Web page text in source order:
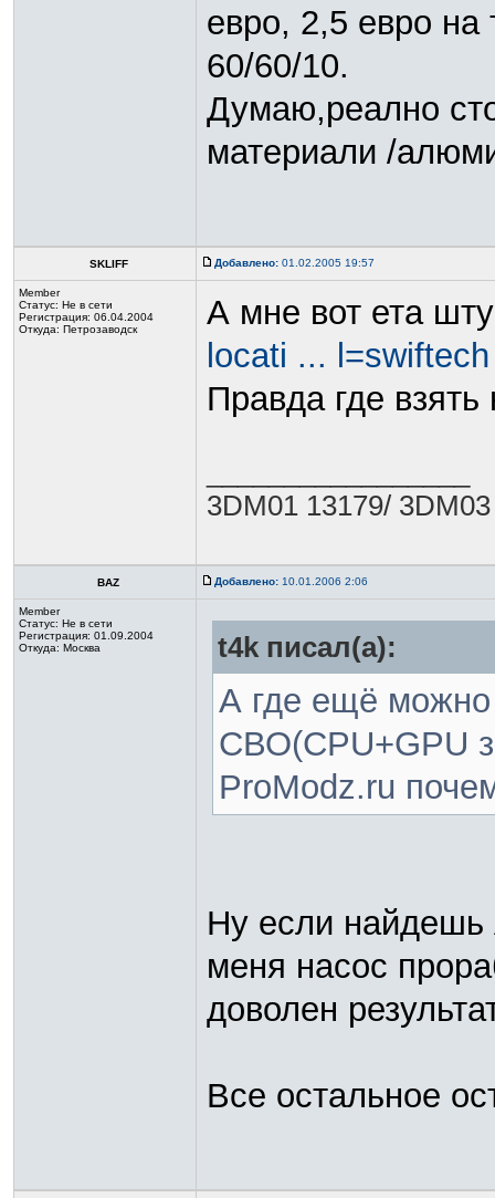
евро, 2,5 евро на
60/60/10.
Думаю,реално
материали /
SKLIFF Добавлено: 01.02.2005 19:57
Member
Статус: Не в сети
Регистрация: 06.04.2004
Откуда: Петрозаводск
А мне вот ета
locati ... l=swiftech
Правда где
3DM01 13179/
BAZ Добавлено: 10.01.2006 2:06
Member
Статус: Не в сети
Регистрация: 01.09.2004
Откуда: Москва
t4k писал(а):
А где ещё можно
СВО(CPU+GPU
ProModz.ru
Ну если найдешь
меня насос
доволен
Все остальное